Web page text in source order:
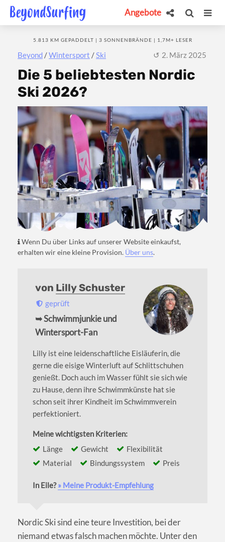
Angebote
Beyond /Wintersport /Ski
5.813 KM GEPADDELT | 3 SONNENBRÄNDE | 1,7M+ LESER
2. März 2025
Die 5 beliebtesten Nordic
Ski 2026?
Wenn Du über Links auf unserer Website einkaufst,
erhalten wir eine kleine Provision. Über uns.
von Lilly Schuster
geprüft
➥ Schwimmjunkie und
Wintersport-Fan
Lilly ist eine leidenschaftliche Eisläuferin, die
gerne die eisige Winterluft auf Schlittschuhen
genießt. Doch auch im Wasser fühlt sie sich wie
zu Hause, denn ihre Schwimmkünste hat sie
schon seit ihrer Kindheit im Schwimmverein
perfektioniert.
Meine wichtigsten Kriterien:
Länge
Gewicht
Flexibilität
Material
Bindungssystem Preis
In Eile?» Meine Produkt-Empfehlung
Nordic Ski sind eine teure Investition, bei der
niemand etwas falsch machen möchte. Unter den